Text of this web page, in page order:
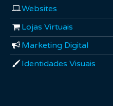
Websites
Lojas Virtuais
Marketing Digital
Identidades Visuais